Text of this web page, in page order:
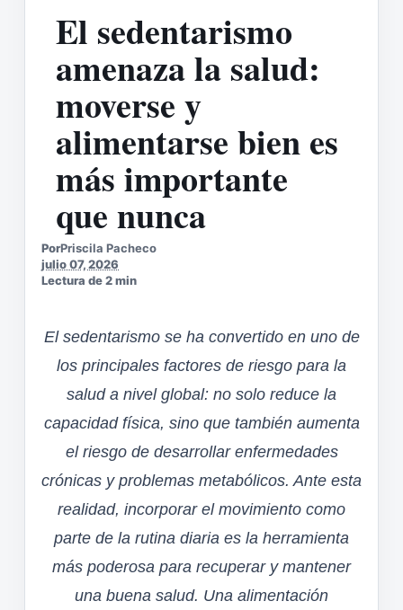
El sedentarismo
amenaza la salud:
moverse y
alimentarse bien es
más importante
que nunca
PorPriscila Pacheco
julio 07, 2026
Lectura de 2 min
El sedentarismo se ha convertido en uno de
los principales factores de riesgo para la
salud a nivel global: no solo reduce la
capacidad física, sino que también aumenta
el riesgo de desarrollar enfermedades
crónicas y problemas metabólicos. Ante esta
realidad, incorporar el movimiento como
parte de la rutina diaria es la herramienta
más poderosa para recuperar y mantener
una buena salud. Una alimentación